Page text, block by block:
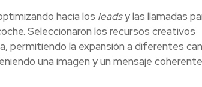
hacia los leadsy las llamadas
Seleccionaron los recursos creativos
permitiendo la expansión a diferentes
una imagen y un mensaje